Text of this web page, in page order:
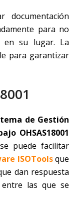
documentación
para no
en su lugar. La
para garantizar
de Gestión
OHSAS18001
puede facilitar
ISOToolsque
dan respuesta
entre las que se